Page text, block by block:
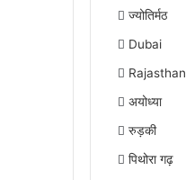
ज्योतिर्मठ
Dubai
Rajasthan
अयोध्या
रुड़की
पिथोरा गढ़